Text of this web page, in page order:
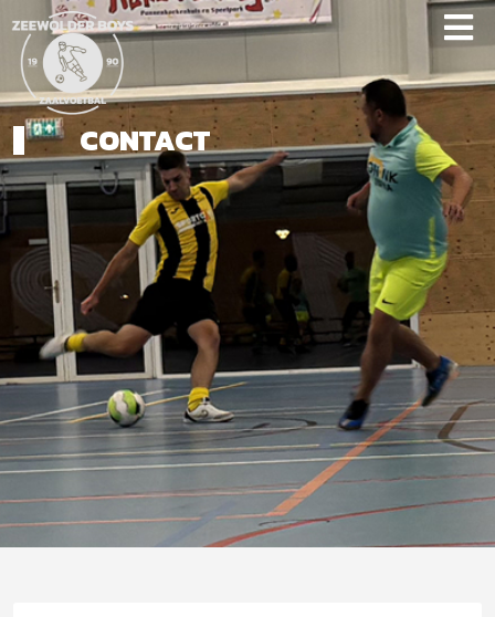
CONTACT